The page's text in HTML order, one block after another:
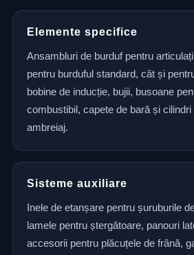
Elemente specifice
Ansambluri de burduf pentru
pentru burduful standard, cât și
bobine de inducție, bujii, busoane
combustibil, capete de bară și
ambreiaj.
Sisteme auxiliare
Inele de etanșare pentru șuruburile
lamele pentru ștergătoare, panouri
accesorii pentru plăcuțele de frână,